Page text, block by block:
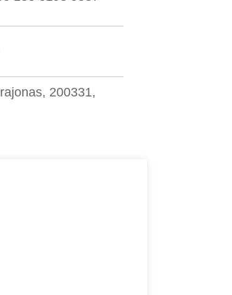
200331,